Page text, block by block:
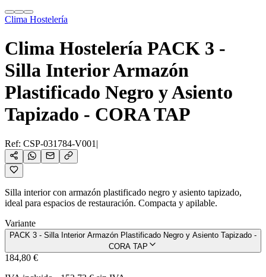
Clima Hostelería
Clima Hostelería PACK 3 -
Silla Interior Armazón
Plastificado Negro y Asiento
Tapizado - CORA TAP
Ref: CSP-031784-V001 |
Silla interior con armazón plastificado negro y asiento tapizado,
ideal para espacios de restauración. Compacta y apilable.
Variante
PACK 3 - Silla Interior Armazón Plastificado Negro y Asiento Tapizado -
CORA TAP
184,80 €